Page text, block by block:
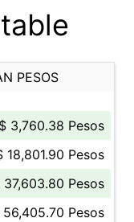
PESOS
$ 3,760.38 Pesos
18,801.90 Pesos
37,603.80 Pesos
56,405.70 Pesos